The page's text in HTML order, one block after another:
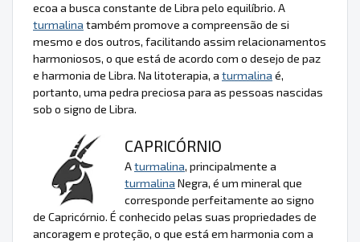
ecoa a busca constante de Libra pelo equilíbrio. A
turmalina também promove a compreensão de si
mesmo e dos outros, facilitando assim relacionamentos
harmoniosos, o que está de acordo com o desejo de paz
e harmonia de Libra. Na litoterapia, a turmalina é,
portanto, uma pedra preciosa para as pessoas nascidas
sob o signo de Libra.
CAPRICÓRNIO
Aturmalina, principalmente a
turmalina Negra, é um mineral que
corresponde perfeitamente ao signo
de Capricórnio. É conhecido pelas suas propriedades de
ancoragem e proteção, o que está em harmonia com a